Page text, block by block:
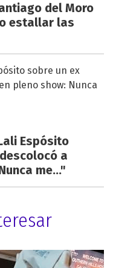
del Moro
estallar las
Espósito
a
me..."